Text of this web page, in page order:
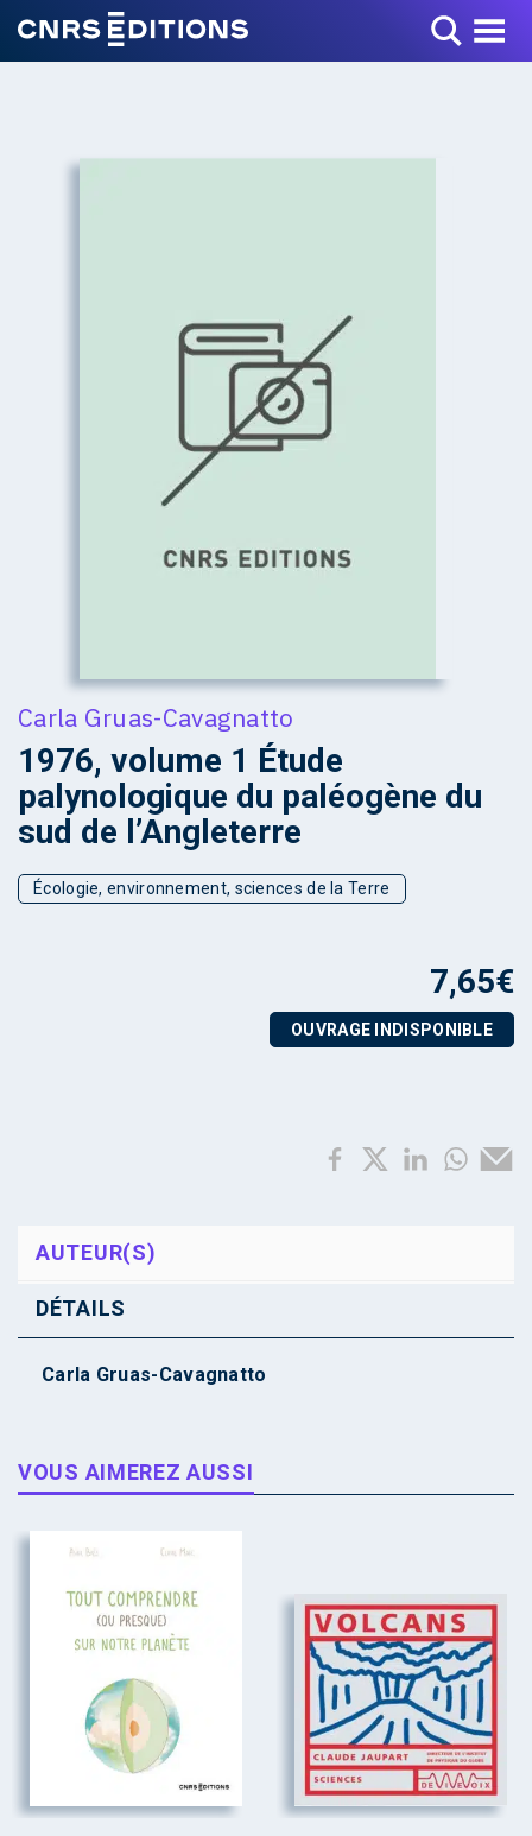
Toggle Menu
Carla Gruas-Cavagnatto
1976, volume 1 Étude
palynologique du paléogène du
sud de l’Angleterre
Écologie, environnement, sciences de la Terre
7,65€
OUVRAGE INDISPONIBLE
AUTEUR(S)
DÉTAILS
Carla Gruas-Cavagnatto
VOUS AIMEREZ AUSSI